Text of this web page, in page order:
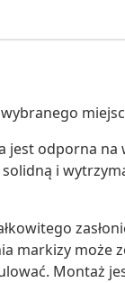
jest odporna na
i
markizy może
Montaż